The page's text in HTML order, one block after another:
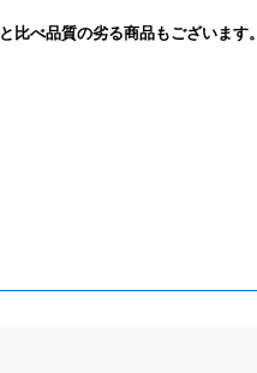
べ品質の劣る商品もございます。